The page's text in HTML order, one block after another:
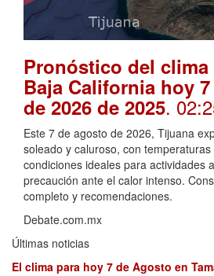
Pronóstico del clima
Baja California hoy
de 2026 de 2025.
Este 7 de agosto de 2026, Tijuana
soleado y caluroso, con
condiciones ideales para actividades
precaución ante el calor intenso.
completo y recomendaciones.
Debate.com.mx
Últimas noticias
El clima para hoy 7 de Agosto en